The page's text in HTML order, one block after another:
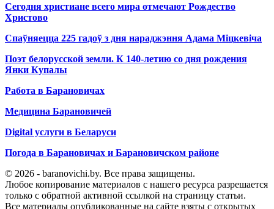
Сегодня христиане всего мира отмечают Рождество
Христово
Спаўняецца 225 гадоў з дня нараджэння Адама Міцкевіча
Поэт белорусской земли. К 140-летию со дня рождения
Янки Купалы
Работа в Барановичах
Медицина Барановичей
Digital услуги в Беларуси
Погода в Барановичах и Барановичском районе
© 2026 - baranovichi.by. Все права защищены.
Любое копирование материалов с нашего ресурса разрешается
только с обратной активной ссылкой на страницу статьи.
Все материалы опубликованные на сайте взяты с открытых